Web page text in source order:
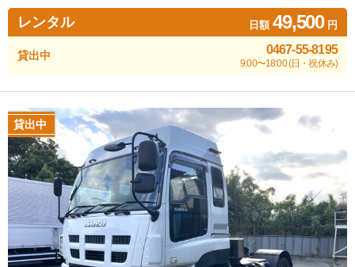
レンタル 日額49,500円
貸出中 0467-55-8195
9:00〜18:00 (日・祝休み)
貸出中